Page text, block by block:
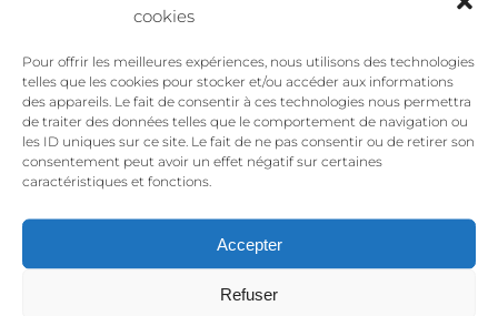
cookies
Pour offrir les meilleures expériences, nous utilisons des technologies
telles que les cookies pour stocker et/ou accéder aux informations
des appareils. Le fait de consentir à ces technologies nous permettra
de traiter des données telles que le comportement de navigation ou
les ID uniques sur ce site. Le fait de ne pas consentir ou de retirer son
consentement peut avoir un effet négatif sur certaines
caractéristiques et fonctions.
Accepter
Refuser